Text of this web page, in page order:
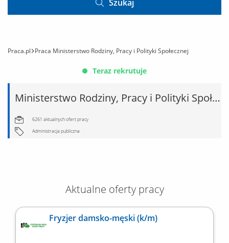
Szukaj
Praca.pl Praca Ministerstwo Rodziny, Pracy i Polityki Społecznej
Teraz rekrutuje
Ministerstwo Rodziny, Pracy i Polityki Społecznej
6261 aktualnych ofert pracy
Administracja publiczna
Aktualne oferty pracy
Fryzjer damsko-męski (k/m)